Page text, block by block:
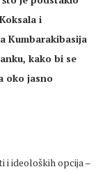
i
Kumbarakibasija
kako bi se
oko jasno
i ideoloških opcija –